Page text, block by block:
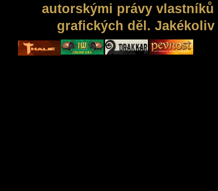
autorskými právy
grafických děl.